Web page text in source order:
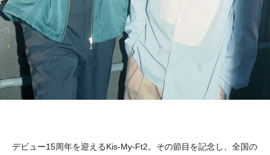
デビュー15周年を迎えるKis-My-Ft2。その節目を記念し、全国の